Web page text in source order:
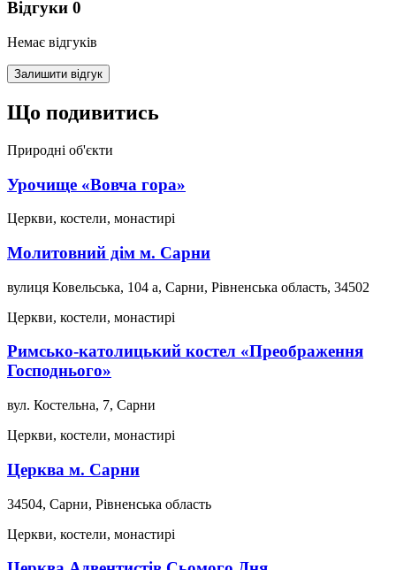
Відгуки 0
Немає відгуків
Залишити відгук
Що подивитись
Природні об'єкти
Урочище «Вовча гора»
Церкви, костели, монастирі
Молитовний дім м. Сарни
вулиця Ковельська, 104 a, Сарни, Рівненська область, 34502
Церкви, костели, монастирі
Римсько-католицький костел «Преображення
Господнього»
вул. Костельна, 7, Сарни
Церкви, костели, монастирі
Церква м. Сарни
34504, Сарни, Рівненська область
Церкви, костели, монастирі